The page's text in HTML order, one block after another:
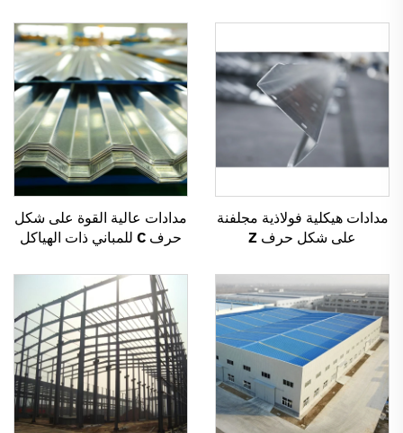
مدادات هيكلية فولاذية مجلفنة
على شكل حرف Z
مدادات عالية القوة على شكل
حرف C للمباني ذات الهياكل